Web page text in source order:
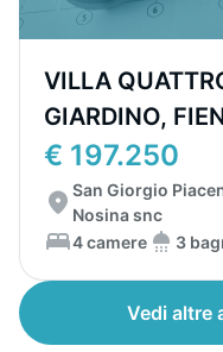
VILLA
GIARDINO,
€ 197.250
San Giorgio
Nosina snc
4 camere
3
Vedi altre